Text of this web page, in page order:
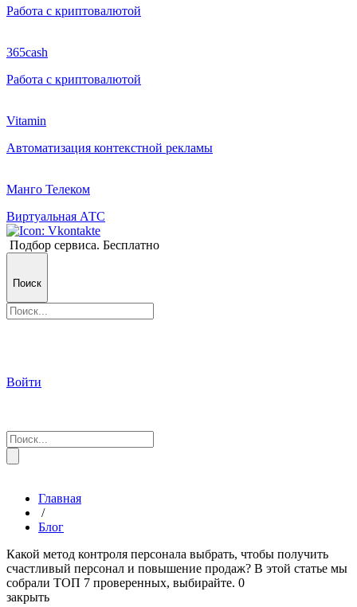
Работа с криптовалютой
365cash
Работа с криптовалютой
Vitamin
Автоматизация контекстной рекламы
Манго Телеком
Виртуальная АТС
Подбор сервиса. Бесплатно
Поиск
Войти
Главная
/
Блог
Какой метод контроля персонала выбрать, чтобы получить
счастливый персонал и повышение продаж? В этой статье мы
собрали ТОП 7 проверенных, выбирайте. 0
закрыть